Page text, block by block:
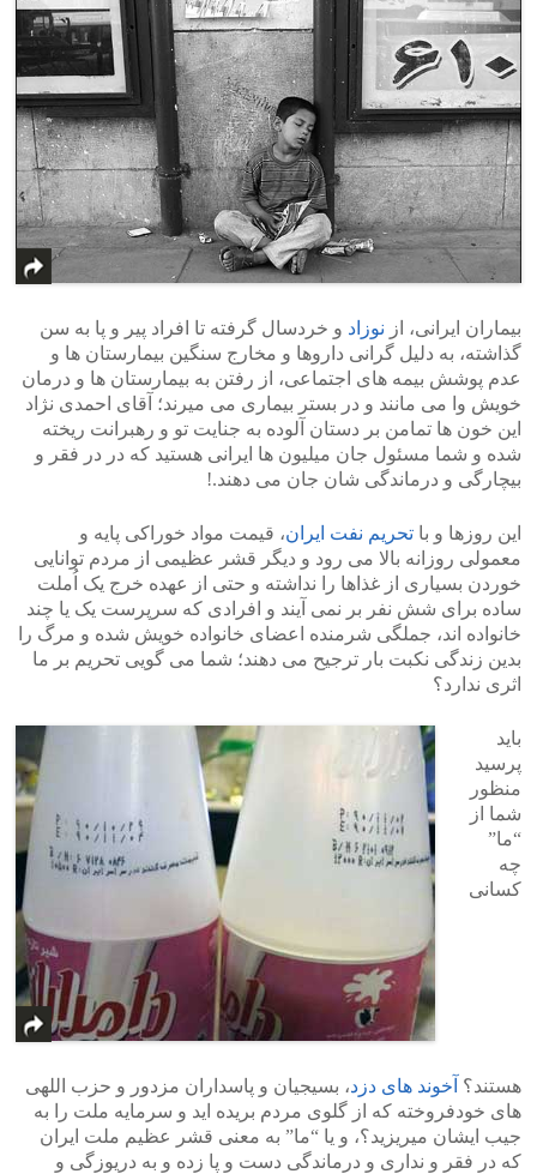
بیماران ایرانی، از نوزاد و خردسال گرفته تا افراد پیر و پا به سن
گذاشته، به دلیل گرانی داروها و مخارج سنگین بیمارستان ها و
عدم پوشش بیمه های اجتماعی، از رفتن به بیمارستان ها و درمان
خویش وا می مانند و در بستر بیماری می میرند؛ آقای احمدی نژاد
این خون ها تمامن بر دستان آلوده به جنایت تو و رهبرانت ریخته
شده و شما مسئول جان میلیون ها ایرانی هستید که در در فقر و
بیچارگی و درماندگی شان جان می دهند.!
این روزها و با تحریم نفت ایران، قیمت مواد خوراکی پایه و
معمولی روزانه بالا می رود و دیگر قشر عظیمی از مردم توانایی
خوردن بسیاری از غذاها را نداشته و حتی از عهده خرج یک اُملت
ساده برای شش نفر بر نمی آیند و افرادی که سرپرست یک یا چند
خانواده اند، جملگی شرمنده اعضای خانواده خویش شده و مرگ را
بدین زندگی نکبت بار ترجیح می دهند؛ شما می گویی تحریم بر ما
اثری ندارد؟
باید
پرسید
منظور
شما از
“ما”
چه
کسانی
هستند؟ آخوند های دزد، بسیجیان و پاسداران مزدور و حزب اللهی
های خودفروخته که از گلوی مردم بریده اید و سرمایه ملت را به
جیب ایشان میریزید؟، و یا “ما” به معنی قشر عظیم ملت ایران
که در فقر و نداری و درماندگی دست و پا زده و به دریوزگی و